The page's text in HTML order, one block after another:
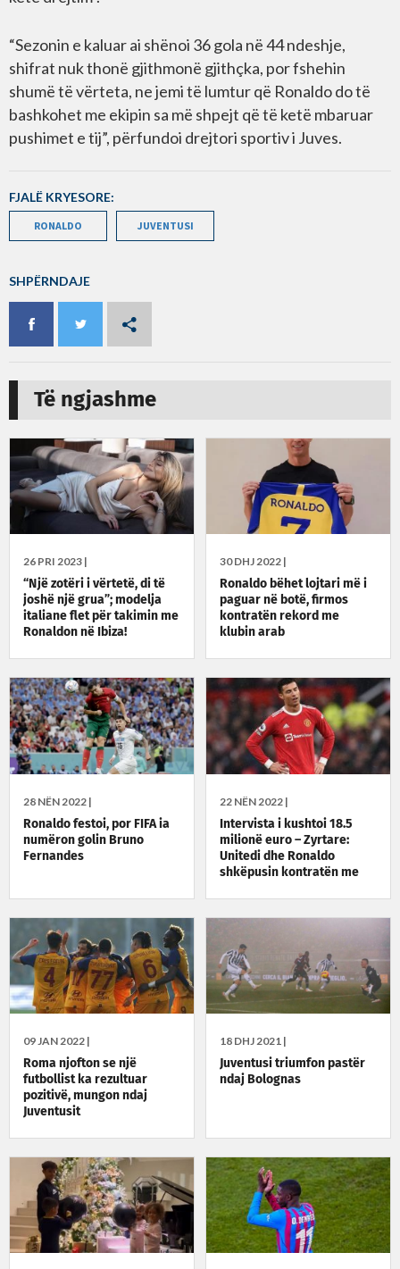
“Sezonin e kaluar ai shënoi 36 gola në 44 ndeshje,
shifrat nuk thonë gjithmonë gjithçka, por fshehin
shumë të vërteta, ne jemi të lumtur që Ronaldo do të
bashkohet me ekipin sa më shpejt që të ketë mbaruar
pushimet e tij”, përfundoi drejtori sportiv i Juves.
FJALË KRYESORE:
RONALDO JUVENTUSI
SHPËRNDAJE
Të ngjashme
26 PRI 2023 |
“Një zotëri i vërtetë, di të
joshë një grua”; modelja
italiane flet për takimin me
Ronaldon në Ibiza!
30 DHJ 2022 |
Ronaldo bëhet lojtari më i
paguar në botë, firmos
kontratën rekord me
klubin arab
28 NËN 2022 |
Ronaldo festoi, por FIFA ia
numëron golin Bruno
Fernandes
22 NËN 2022 |
Intervista i kushtoi 18.5
milionë euro – Zyrtare:
Unitedi dhe Ronaldo
shkëpusin kontratën me
09 JAN 2022 |
Roma njofton se një
futbollist ka rezultuar
pozitivë, mungon ndaj
Juventusit
18 DHJ 2021 |
Juventusi triumfon pastër
ndaj Bolognas